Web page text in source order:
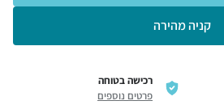
קניה מהירה
רכישה בטוחה
פרטים נוספים